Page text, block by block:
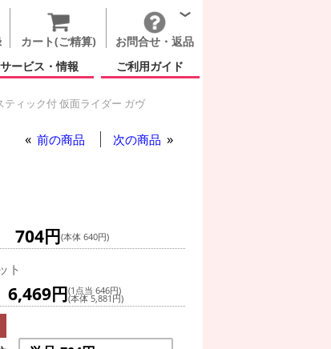
カート(ご精算)
お問合せ・返品
サービス・情報 ご利用ガイド
ティック付 仮面ライダー ガヴ
前の商品 次の商品
704円(本体 640円)
ト
6,469円(1点当 646円)
(本体 5,881円)